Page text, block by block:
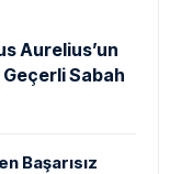
Aurelius’un
Geçerli Sabah
Başarısız